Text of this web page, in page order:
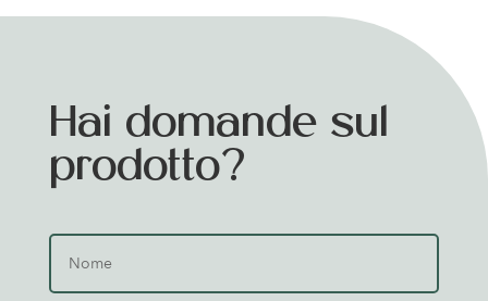
Hai domande sul
prodotto?